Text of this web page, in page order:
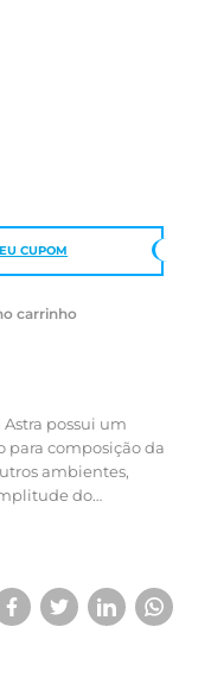
CUPOM
carrinho
Astra possui um
para composição da
ambientes,
do
(bordas com
do produto,